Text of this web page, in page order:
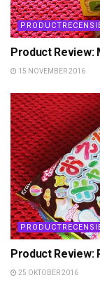
Product Review:
15 NOVEMBER 2016
Product Review:
25 OKTOBER 2016